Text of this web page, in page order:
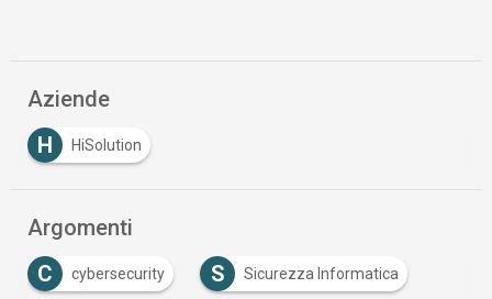
Aziende
H
HiSolution
Argomenti
C
cybersecurity S Sicurezza Informatica